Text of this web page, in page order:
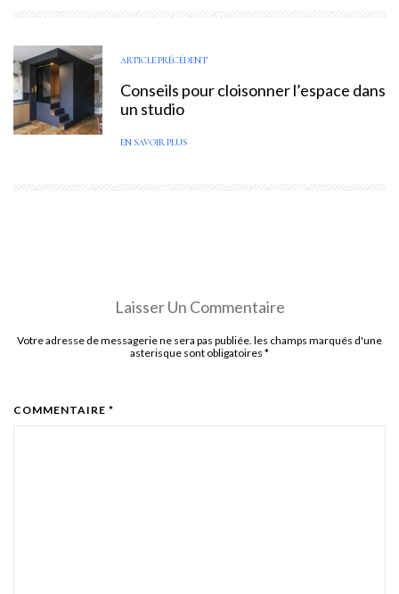
ARTICLE PRÉCÉDENT
Conseils pour cloisonner l’espace dans
un studio
EN SAVOIR PLUS
Laisser Un Commentaire
Votre adresse de messagerie ne sera pas publiée. les champs marqués d'une
asterisque sont obligatoires *
COMMENTAIRE *